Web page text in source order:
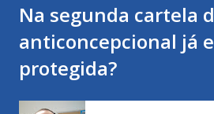
Na segunda cartela
anticoncepcional já
protegida?